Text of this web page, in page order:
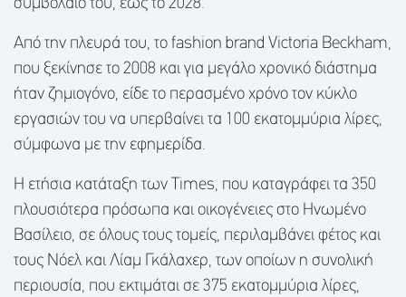
συμβόλαιό του, έως το 2028.
Από την πλευρά του, το fashion brand Victoria Beckham,
που ξεκίνησε το 2008 και για μεγάλο χρονικό διάστημα
ήταν ζημιογόνο, είδε το περασμένο χρόνο τον κύκλο
εργασιών του να υπερβαίνει τα 100 εκατομμύρια λίρες,
σύμφωνα με την εφημερίδα.
Η ετήσια κατάταξη των Times, που καταγράφει τα 350
πλουσιότερα πρόσωπα και οικογένειες στο Ηνωμένο
Βασίλειο, σε όλους τους τομείς, περιλαμβάνει φέτος και
τους Νόελ και Λίαμ Γκάλαχερ, των οποίων η συνολική
περιουσία, που εκτιμάται σε 375 εκατομμύρια λίρες,